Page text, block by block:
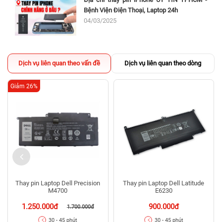
Nếu chiếc laptop của bạn có các biểu hiện giống như
những điều ở trên thì chắc chắn bạn cần phải thay pin
mới. Lựa chọn nơi
thay pin laptop Dell Latitude E5540
uy tín, chất lượng sẽ giúp bạn cải thiện được hiệu suất
hoạt động của máy.
Nơi nào tại TPHCM có dịch vụ thay pin laptop
Dell Latitude E5540 uy tín chất lượng ?
Lý do bạn nên sử dụng dịch vụ thay pin tại Bệnh Viện Điện
Bệnh Viện Điện Thoại, Laptop 24h
04/03/2025
Dịch vụ liên quan theo vấn đề Dịch vụ liên quan theo dòng
Thay pin Laptop Dell Precision
M4700
1.250.000đ 1.700.000đ
Giảm 26%
30 - 45 phút
Thay pin Laptop Dell Latitude
E6230
900.000đ
30 - 45 phút